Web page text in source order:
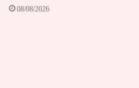
08/08/2026